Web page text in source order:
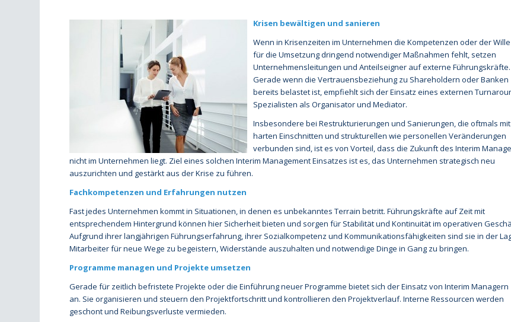
Krisen bewältigen und sanieren
Wenn in Krisenzeiten im Unternehmen die Kompetenzen oder der Wille
für die Umsetzung dringend notwendiger Maßnahmen fehlt, setzen
Unternehmensleitungen und Anteilseigner auf externe Führungskräfte.
Gerade wenn die Vertrauensbeziehung zu Shareholdern oder Banken
bereits belastet ist, empfiehlt sich der Einsatz eines externen
Spezialisten als Organisator und Mediator.
Insbesondere bei Restrukturierungen und Sanierungen, die oftmals mit
harten Einschnitten und strukturellen wie personellen Veränderungen
verbunden sind, ist es von Vorteil, dass die Zukunft des Interim
nicht im Unternehmen liegt. Ziel eines solchen Interim Management Einsatzes ist es, das Unternehmen strategisch neu
auszurichten und gestärkt aus der Krise zu führen.
Fachkompetenzen und Erfahrungen nutzen
Fast jedes Unternehmen kommt in Situationen, in denen es unbekanntes Terrain betritt. Führungskräfte auf Zeit mit
entsprechendem Hintergrund können hier Sicherheit bieten und sorgen für Stabilität und Kontinuität im operativen
Aufgrund ihrer langjährigen Führungserfahrung, ihrer Sozialkompetenz und Kommunikationsfähigkeiten sind sie in der
Mitarbeiter für neue Wege zu begeistern, Widerstände auszuhalten und notwendige Dinge in Gang zu bringen.
Programme managen und Projekte umsetzen
Gerade für zeitlich befristete Projekte oder die Einführung neuer Programme bietet sich der Einsatz von Interim Managern
an. Sie organisieren und steuern den Projektfortschritt und kontrollieren den Projektverlauf. Interne Ressourcen werden
geschont und Reibungsverluste vermieden.